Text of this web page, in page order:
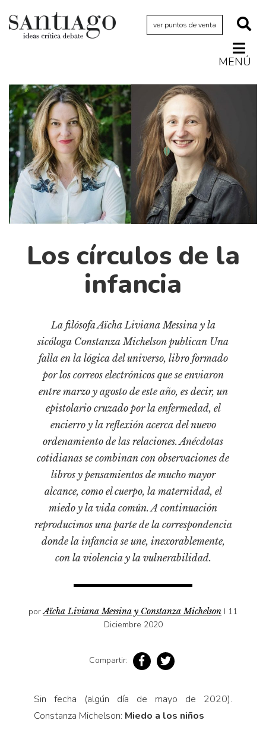
ver puntos de venta
MENÚ
Actualidad
Archivo Cenfoto-UDP
Arquetipos de situación
Artes visuales
Ciencia
Cine y televisión
Ciudad
Cómics
Cultura
Diccionario portátil de la literatura chilena
Fragmentos
Gran reserva
Historia
Historia material de los libros
Libros usados
Literatura
Medioambiente
Narrativas visuales
Pensamiento
Pensamiento ilustrado
Voces y lecturas
Los círculos de la
infancia
La filósofa Aïcha Liviana Messina y la
sicóloga Constanza Michelson publican Una
falla en la lógica del universo, libro formado
por los correos electrónicos que se enviaron
entre marzo y agosto de este año, es decir, un
epistolario cruzado por la enfermedad, el
encierro y la reflexión acerca del nuevo
ordenamiento de las relaciones. Anécdotas
cotidianas se combinan con observaciones de
libros y pensamientos de mucho mayor
alcance, como el cuerpo, la maternidad, el
miedo y la vida común. A continuación
reproducimos una parte de la correspondencia
donde la infancia se une, inexorablemente,
con la violencia y la vulnerabilidad.
porAïcha Liviana Messina y Constanza Michelson I 11
Diciembre 2020
Compartir:
Sin fecha (algún día de mayo de 2020).
Constanza Michelson: Miedo a los niños